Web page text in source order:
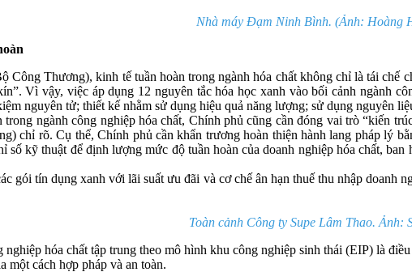
Nhà máy Đạm Ninh Bình. (Ảnh: Hoàng
Công Thương), kinh tế tuần hoàn trong ngành hóa chất không chỉ là tái chế
Vì vậy, việc áp dụng 12 nguyên tắc hóa học xanh vào bối cảnh ngành
nguyên tử; thiết kế nhằm sử dụng hiệu quả năng lượng; sử dụng nguyên
ngành công nghiệp hóa chất, Chính phủ cũng cần đóng vai trò “kiến
chỉ rõ. Cụ thể, Chính phủ cần khẩn trương hoàn thiện hành lang pháp lý
số kỹ thuật để định lượng mức độ tuần hoàn của doanh nghiệp hóa chất,
gói tín dụng xanh với lãi suất ưu đãi và cơ chế ân hạn thuế thu nhập doanh
Toàn cảnh Công ty Supe Lâm Thao. Ảnh:
hóa chất tập trung theo mô hình khu công nghiệp sinh thái (EIP) là
một cách hợp pháp và an toàn.